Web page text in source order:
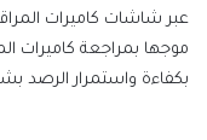
عبر شاشات كاميرات
موجها بمراجعة كاميرات
بكفاءة واستمرار الرصد